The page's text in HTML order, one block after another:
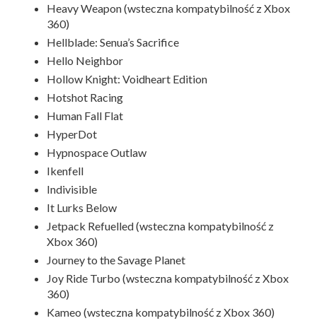
Heavy Weapon (wsteczna kompatybilność z Xbox
360)
Hellblade: Senua’s Sacrifice
Hello Neighbor
Hollow Knight: Voidheart Edition
Hotshot Racing
Human Fall Flat
HyperDot
Hypnospace Outlaw
Ikenfell
Indivisible
It Lurks Below
Jetpack Refuelled (wsteczna kompatybilność z
Xbox 360)
Journey to the Savage Planet
Joy Ride Turbo (wsteczna kompatybilność z Xbox
360)
Kameo (wsteczna kompatybilność z Xbox 360)